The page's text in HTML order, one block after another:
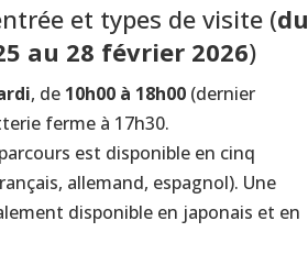
et types de visite (du
au 28 février 2026)
, de 10h00 à 18h00 (dernier
ferme à 17h30.
est disponible en cinq
allemand, espagnol). Une
disponible en japonais et en